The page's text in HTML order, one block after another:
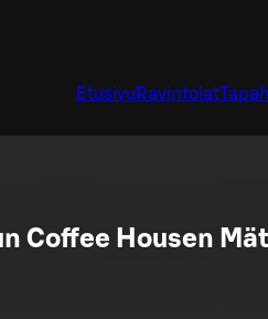
Etusivu Ravintolat
Coffee Housen